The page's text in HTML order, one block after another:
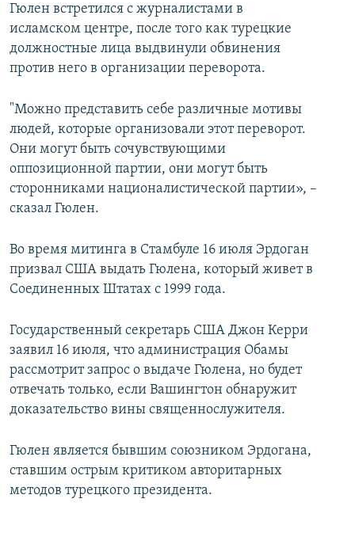
Гюлен встретился с журналистами в
исламском центре, после того как турецкие
должностные лица выдвинули обвинения
против него в организации переворота.
"Можно представить себе различные мотивы
людей, которые организовали этот переворот.
Они могут быть сочувствующими
оппозиционной партии, они могут быть
сторонниками националистической партии», –
сказал Гюлен.
Во время митинга в Стамбуле 16 июля Эрдоган
призвал США выдать Гюлена, который живет в
Соединенных Штатах с 1999 года.
Государственный секретарь США Джон Керри
заявил 16 июля, что администрация Обамы
рассмотрит запрос о выдаче Гюлена, но будет
отвечать только, если Вашингтон обнаружит
доказательство вины священнослужителя.
Гюлен является бывшим союзником Эрдогана,
ставшим острым критиком авторитарных
методов турецкого президента.